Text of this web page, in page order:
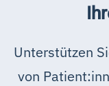
Unterstützen
von